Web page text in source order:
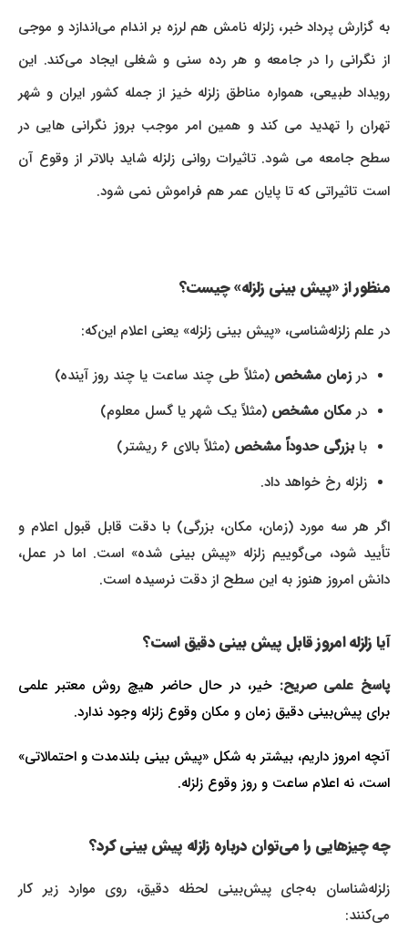
به گزارش پرداد خبر، زلزله نامش هم لرزه بر اندام می‌اندازد و موجی
از نگرانی را در جامعه و هر رده سنی و شغلی ایجاد می‌کند. این
رویداد طبیعی، همواره مناطق زلزله خیز از جمله کشور ایران و شهر
تهران را تهدید می کند و همین امر موجب بروز نگرانی هایی در
سطح جامعه می شود. تاثیرات روانی زلزله شاید بالاتر از وقوع آن
است تاثیراتی که تا پایان عمر هم فراموش نمی شود.
منظور از «پیش بینی زلزله» چیست؟
در علم زلزله‌شناسی، «پیش‌ بینی زلزله» یعنی اعلام این‌که:
در زمان مشخص(مثلاً طی چند ساعت یا چند روز آینده)
در مکان مشخص(مثلاً یک شهر یا گسل معلوم)
با بزرگی حدوداً مشخص(مثلاً بالای ۶ ریشتر)
زلزله رخ خواهد داد.
اگر هر سه مورد (زمان، مکان، بزرگی) با دقت قابل قبول اعلام و
تأیید شود، می‌گوییم زلزله «پیش‌ بینی شده» است. اما در عمل،
دانش امروز هنوز به این سطح از دقت نرسیده است.
آیا زلزله امروز قابل پیش‌ بینی دقیق است؟
پاسخ علمی صریح:خیر، در حال حاضر هیچ روش معتبر علمی
برای پیش‌بینی دقیق زمان و مکان وقوع زلزله وجود ندارد.
آنچه امروز داریم، بیشتر به شکل «پیش‌ بینی بلندمدت و احتمالاتی»
است، نه اعلام ساعت و روز وقوع زلزله.
چه چیزهایی را می‌توان درباره زلزله پیش‌ بینی کرد؟
زلزله‌شناسان به‌جای پیش‌بینی لحظه دقیق، روی موارد زیر کار
می‌کنند: